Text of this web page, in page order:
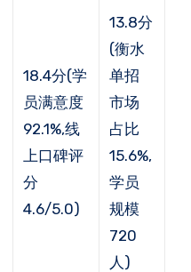
18.4分(学
员满意度
92.1%,线
上口碑评
分
4.6/5.0)
13.8分
(衡水
单招
市场
占比
15.6%,
学员
规模
720
人)